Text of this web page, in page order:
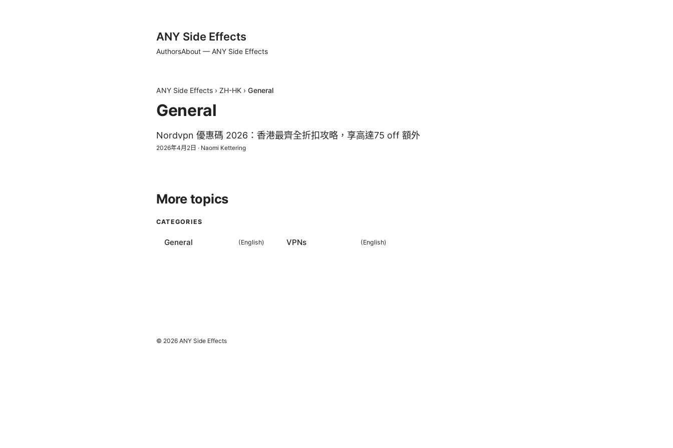
ANY Side Effects
AuthorsAbout — ANY Side Effects
ANY Side Effects › ZH-HK › General
General
Nordvpn 優惠碼 2026：香港最齊全折扣攻略，享高達75 off 額外
2026年4月2日 · Naomi Kettering
More topics
CATEGORIES
General (English) VPNs (English)
© 2026 ANY Side Effects